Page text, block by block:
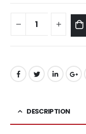
DESCRIPTION